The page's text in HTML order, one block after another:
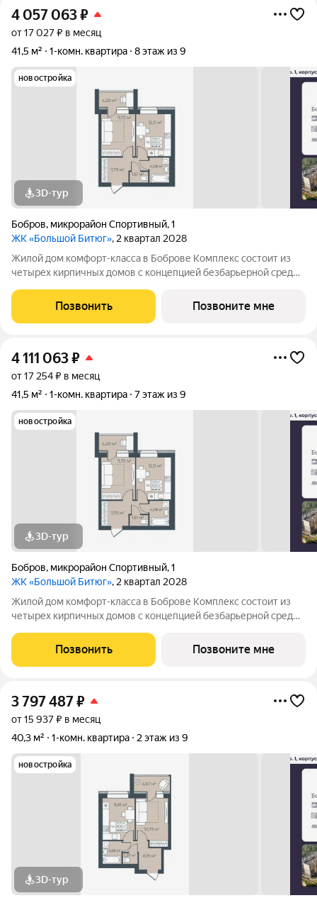
4 057 063₽
от 17 027 ₽ в месяц
41,5 м²
1-комн. квартира 8 этаж из 9
новостройка
3D-тур
Бобров, микрорайон Спортивный,1
ЖК «Большой Битюг», 2 квартал 2028
Жилой дом комфорт-класса в Боброве Комплекс состоит из
четырех кирпичных домов с концепцией безбарьерной среды,
пожилых людей и родителей с колясками. Функциональное
использование квадратных
Позвонить Позвоните мне
4 111 063₽
от 17 254 ₽ в месяц
41,5 м²
1-комн. квартира 7 этаж из 9
новостройка
3D-тур
Бобров, микрорайон Спортивный,1
ЖК «Большой Битюг», 2 квартал 2028
Жилой дом комфорт-класса в Боброве Комплекс состоит из
четырех кирпичных домов с концепцией безбарьерной среды,
пожилых людей и родителей с колясками. Функциональное
использование квадратных
Позвонить Позвоните мне
3 797 487₽
от 15 937 ₽ в месяц
40,3 м²
1-комн. квартира 2 этаж из 9
новостройка
3D-тур